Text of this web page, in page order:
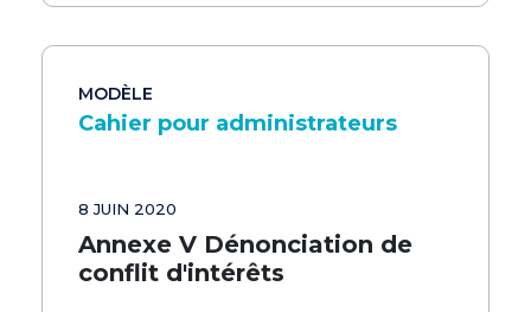
MODÈLE
Cahier pour administrateurs
8 JUIN 2020
Annexe V Dénonciation de
conflit d'intérêts